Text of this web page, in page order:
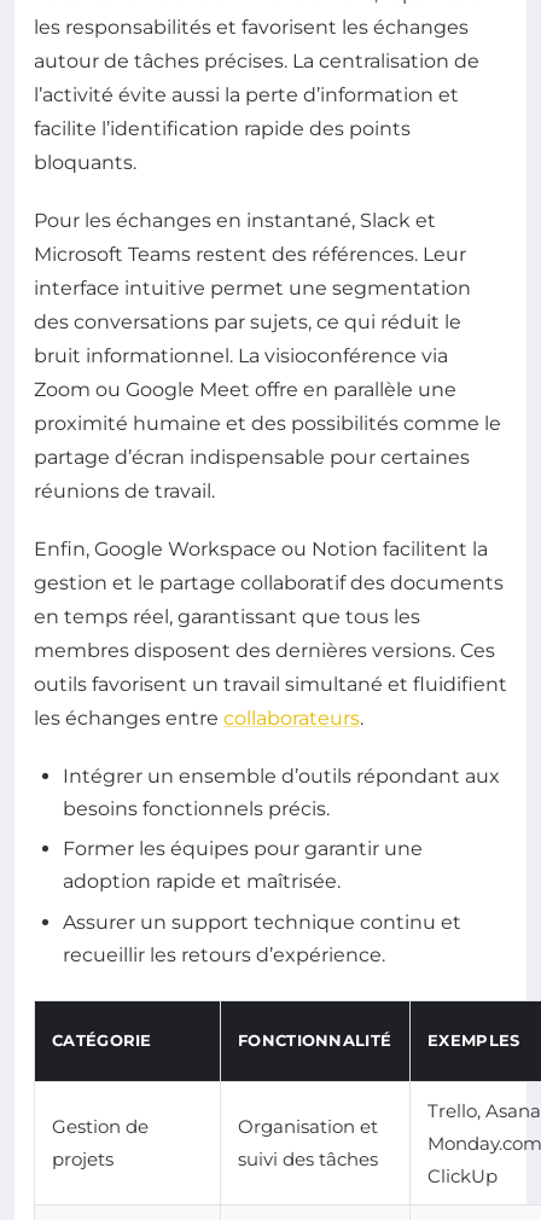
les responsabilités et favorisent les échanges
autour de tâches précises. La centralisation de
l’activité évite aussi la perte d’information et
facilite l’identification rapide des points
bloquants.
Pour les échanges en instantané, Slack et
Microsoft Teams restent des références. Leur
interface intuitive permet une segmentation
des conversations par sujets, ce qui réduit le
bruit informationnel. La visioconférence via
Zoom ou Google Meet offre en parallèle une
proximité humaine et des possibilités comme le
partage d’écran indispensable pour certaines
réunions de travail.
Enfin, Google Workspace ou Notion facilitent la
gestion et le partage collaboratif des documents
en temps réel, garantissant que tous les
membres disposent des dernières versions. Ces
outils favorisent un travail simultané et fluidifient
les échanges entre collaborateurs.
Intégrer un ensemble d’outils répondant aux
besoins fonctionnels précis.
Former les équipes pour garantir une
adoption rapide et maîtrisée.
Assurer un support technique continu et
recueillir les retours d’expérience.
CATÉGORIE FONCTIONNALITÉ EXEMPLES
Gestion de
projets
Organisation et
suivi des tâches
Trello,
ClickUp